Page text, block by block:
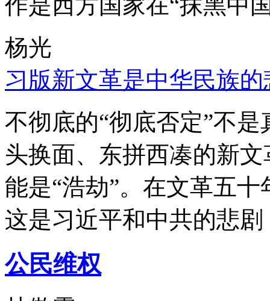
作是西方国家在“抹黑中
杨光
习版新文革是中华民族的
不彻底的“彻底否定”不
头换面、东拼西凑的新
能是“浩劫”。在文革五
这是习近平和中共的悲
公民维权